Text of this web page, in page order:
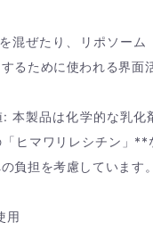
混ぜたり、リポソーム
るために使われる界面
本製品は化学的な乳化
ヒマワリレシチン」**
負担を考慮しています。
用